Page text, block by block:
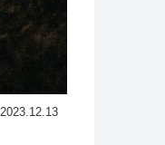
2023.12.13